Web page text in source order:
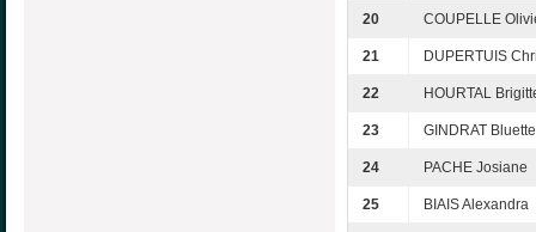
20 COUPELLE
21 DUPERTUIS
22 HOURTAL
23 GINDRAT Bluette
24 PACHE Josiane
25 BIAIS Alexandra